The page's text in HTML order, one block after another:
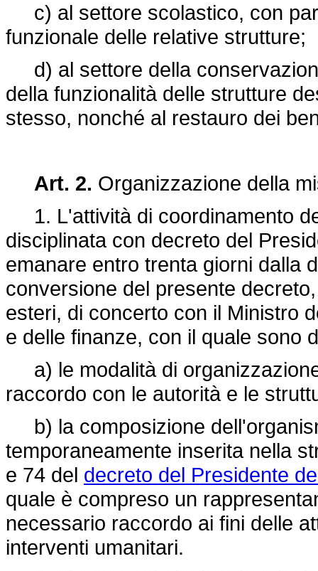
c) al settore scolastico, con
funzionale delle relative strutture;
d) al settore della
della funzionalità delle strutture
stesso, nonché al restauro dei
Art. 2. Organizzazione della
1. L'attività di coordinamento
disciplinata con decreto del
emanare entro trenta giorni dalla
conversione del presente
esteri, di concerto con il Ministro
e delle finanze, con il quale sono
a) le modalità di
raccordo con le autorità e le
b) la composizione
temporaneamente inserita nella
e 74 del decreto del Presidente
quale è compreso un
necessario raccordo ai fini delle
interventi umanitari.